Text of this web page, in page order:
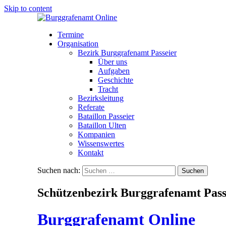
Skip to content
Termine
Organisation
Bezirk Burggrafenamt Passeier
Über uns
Aufgaben
Geschichte
Tracht
Bezirksleitung
Referate
Bataillon Passeier
Bataillon Ulten
Kompanien
Wissenswertes
Kontakt
Suchen nach:
Schützenbezirk Burggrafenamt
Burggrafenamt Online